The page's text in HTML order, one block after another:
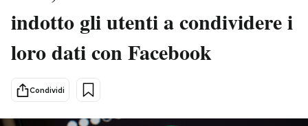
Scienza
Cultura
Sport
Media
Europa
indotto gli utenti a condividere i
loro dati con Facebook
Condividi